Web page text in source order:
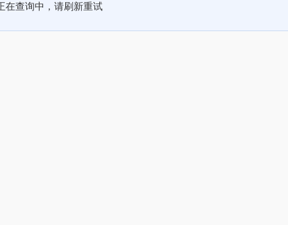
在查询中，请刷新重试